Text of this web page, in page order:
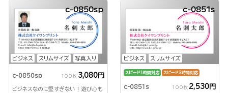
ビジネス スリムサイズ 写真入り
c-0850sp
c-0850sp 100枚 3,080円
ビジネスなのに堅すぎない！遊び心も
ビジネス スリムサイズ
c-0851s
スピード1時間対応 スピード3時間対応
c-0851s 100枚 2,530円